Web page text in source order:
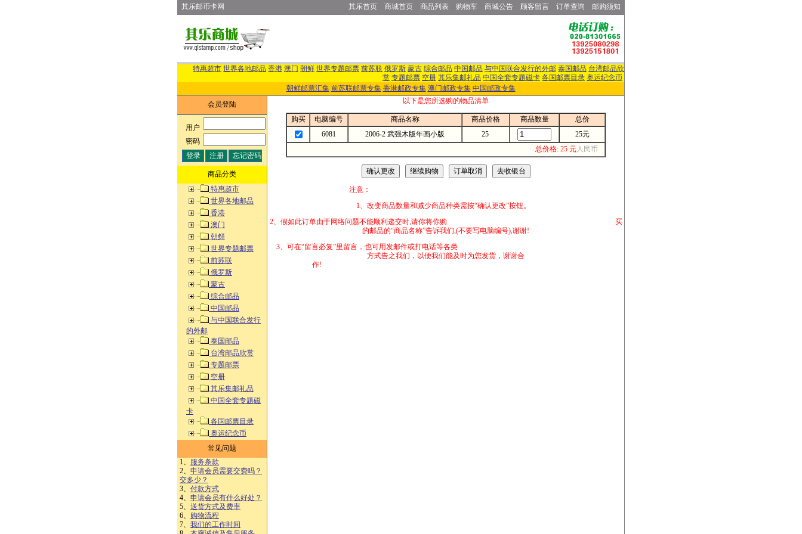
其乐邮币卡网 其乐首页 商城首页 商品列表 购物车 商城公告 顾客留言 订单查询 邮购须知
特惠超市 世界各地邮品 香港 澳门 朝鲜 世界专题邮票 前苏联 俄罗斯 蒙古 综合邮品 中国邮品 与中国联合发行的外邮 泰国邮品 台湾邮品欣
赏 专题邮票 空册 其乐集邮礼品 中国全套专题磁卡 各国邮票目录 奥运纪念币
朝鲜邮票汇集 前苏联邮票专集 香港邮政专集 澳门邮政专集 中国邮政专集
会员登陆
用户:
密码:
商品分类
特惠超市
世界各地邮品
香港
澳门
朝鲜
世界专题邮票
前苏联
俄罗斯
蒙古
综合邮品
中国邮品
与中国联合发行
的外邮
泰国邮品
台湾邮品欣赏
专题邮票
空册
其乐集邮礼品
中国全套专题磁
卡
各国邮票目录
奥运纪念币
常见问题
1、 服务条款
2、 申请会员需要交费吗？
交多少？
3、 付款方式
4、 申请会员有什么好处？
5、 送货方式及费率
6、 购物流程
7、 我们的工作时间
以下是您所选购的物品清单
购买 电脑编号 商品名称 商品价格 商品数量
总价
6081
2006-2 武强木版年画小版 25
25元
总价格: 25 元人民币
注意：
1、改变商品数量和减少商品种类需按“确认更改”按钮。
2、假如此订单由于网络问题不能顺利递交时,请你将你购 买
的邮品的“商品名称”告诉我们,(不要写电脑编号),谢谢!
3、可在“留言必复”里留言，也可用发邮件或打电话等各类
方式告之我们，以便我们能及时为您发货，谢谢合
作!